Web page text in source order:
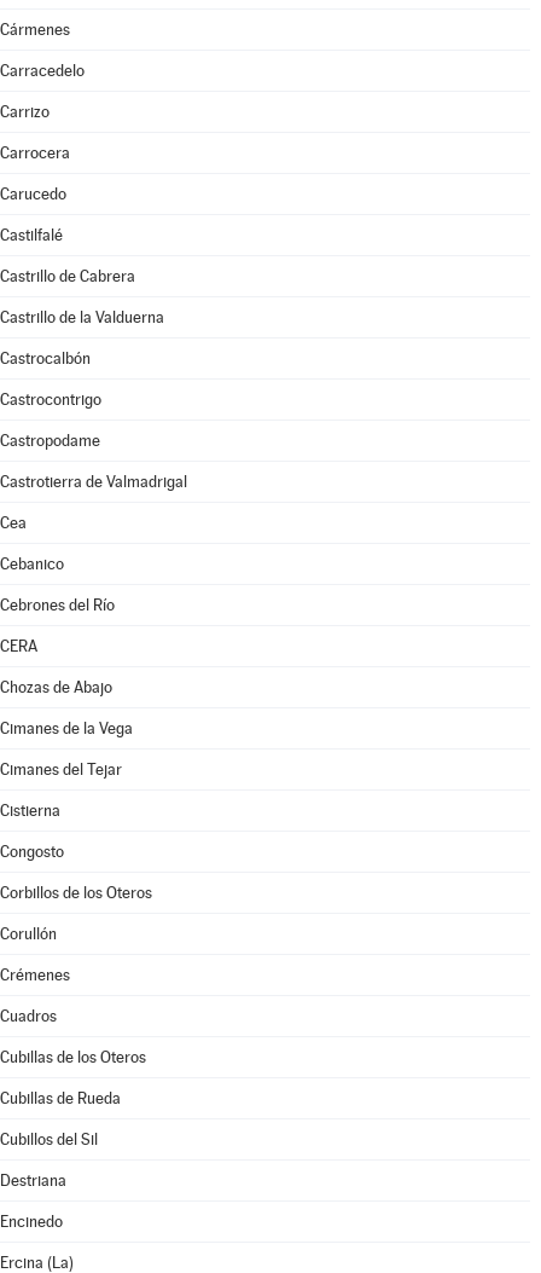
Cármenes
Carracedelo
Carrizo
Carrocera
Carucedo
Castilfalé
Castrillo de Cabrera
Castrillo de la Valduerna
Castrocalbón
Castrocontrigo
Castropodame
Castrotierra de Valmadrigal
Cea
Cebanico
Cebrones del Río
CERA
Chozas de Abajo
Cimanes de la Vega
Cimanes del Tejar
Cistierna
Congosto
Corbillos de los Oteros
Corullón
Crémenes
Cuadros
Cubillas de los Oteros
Cubillas de Rueda
Cubillos del Sil
Destriana
Encinedo
Ercina (La)